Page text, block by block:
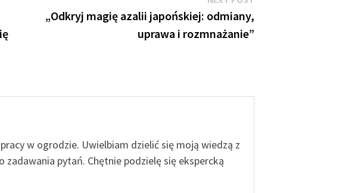
„Odkryj magię azalii japońskiej: odmiany,
uprawa i rozmnażanie”
w ogrodzie. Uwielbiam dzielić się moją wiedzą z
zadawania pytań. Chętnie podzielę się ekspercką